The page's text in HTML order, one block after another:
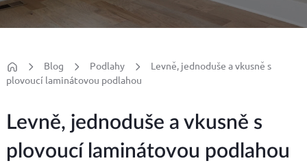
Blog Podlahy
Levně, jednoduše a vkusně s
plovoucí laminátovou podlahou
Levně, jednoduše a vkusně s
plovoucí laminátovou podlahou